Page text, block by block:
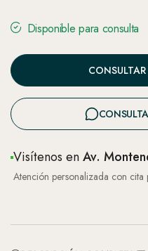
Disponible para consulta
Visítenos enAv.
Atención personalizada con cita